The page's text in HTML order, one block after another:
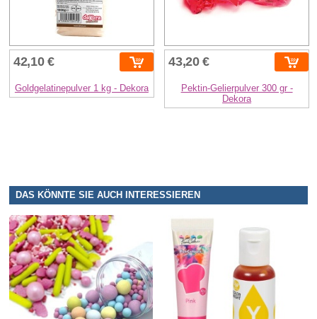
42,10 €
Goldgelatinepulver 1 kg - Dekora
43,20 €
Pektin-Gelierpulver 300 gr -
Dekora
DAS KÖNNTE SIE AUCH INTERESSIEREN